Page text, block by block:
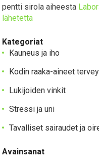
pentti sirola aiheesta
lähetettä
Kategoriat
Kauneus ja iho
Kodin raaka-aineet
Lukijoiden vinkit
Stressi ja uni
Tavalliset sairaudet ja
Avainsanat